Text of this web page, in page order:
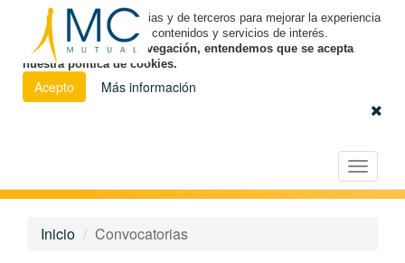
Utilizamos cookies propias y de terceros para mejorar la experiencia
de navegación y ofrecer contenidos y servicios de interés.
Al continuar con la navegación, entendemos que se acepta
nuestra política de cookies.
Acepto Más información
Toggle
Licitación Electrónica
Inicio Convocatorias